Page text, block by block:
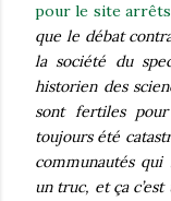
pour le site
que le débat
la société du
historien des
sont fertiles
toujours été
communautés
un truc, et ça